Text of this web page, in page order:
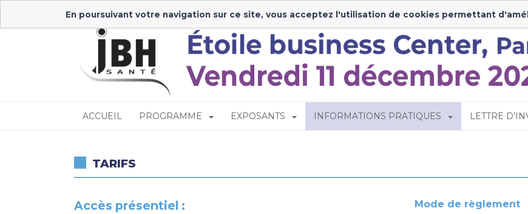
ACCUEIL PROGRAMME EXPOSANTS INFORMATIONS PRATIQUES LETTRE
TARIFS
Accès présentiel : Mode de règlement
En poursuivant votre navigation sur ce site, vous acceptez l'utilisation de cookies permettant